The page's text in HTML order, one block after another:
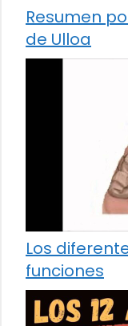
Resumen
de Ulloa
Los
funciones